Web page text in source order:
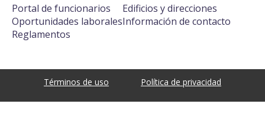
Portal de funcionarios
Oportunidades laborales
Reglamentos
Edificios y direcciones
Información de contacto
Términos de uso Política de privacidad